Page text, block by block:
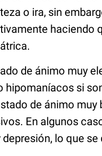
o ira, sin
haciendo
de ánimo muy
si
de ánimo muy
En algunos
lo que se